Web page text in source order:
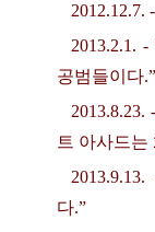
2012.12.7.
2013.2.1. -
공범들이다.”
2013.8.23.
트 아사드
다.”